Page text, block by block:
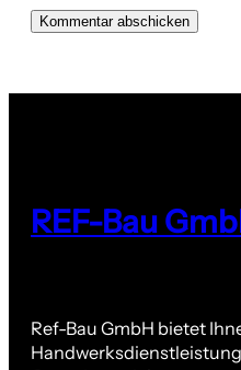
REF-Bau
Ref-Bau GmbH bietet